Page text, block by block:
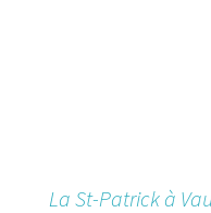
La St-Patrick à